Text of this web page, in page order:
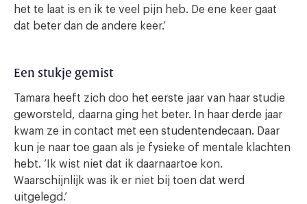
het te laat is en ik te veel pijn heb. De ene keer gaat
dat beter dan de andere keer.’
Een stukje gemist
Tamara heeft zich doo het eerste jaar van haar studie
geworsteld, daarna ging het beter. In haar derde jaar
kwam ze in contact met een studentendecaan. Daar
kun je naar toe gaan als je fysieke of mentale klachten
hebt. ‘Ik wist niet dat ik daarnaartoe kon.
Waarschijnlijk was ik er niet bij toen dat werd
uitgelegd.’